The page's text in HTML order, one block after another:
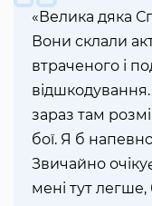
«Велика дяка
Вони склали
втраченого і
зараз там
бої. Я б
Звичайно
мені тут легше,